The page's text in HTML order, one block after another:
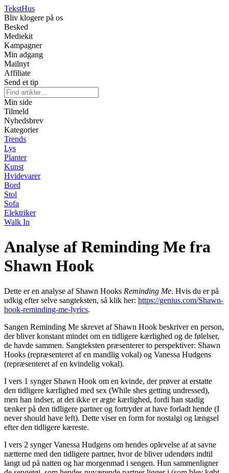
TekstHus
Bliv klogere på os
Besked
Mediekit
Kampagner
Min adgang
Mailnyt
Affiliate
Send et tip
Min side
Tilmeld
Nyhedsbrev
Kategorier
Trends
Lys
Planter
Kunst
Hvidevarer
Bord
Stol
Sofa
Elektriker
Walk In
Analyse af Reminding Me fra
Shawn Hook
Dette er en analyse af Shawn Hooks Reminding Me. Hvis du er på
udkig efter selve sangteksten, så klik her: https://genius.com/Shawn-
hook-reminding-me-lyrics.
Sangen Reminding Me skrevet af Shawn Hook beskriver en person,
der bliver konstant mindet om en tidligere kærlighed og de følelser,
de havde sammen. Sangteksten præsenterer to perspektiver: Shawn
Hooks (repræsenteret af en mandlig vokal) og Vanessa Hudgens
(repræsenteret af en kvindelig vokal).
I vers 1 synger Shawn Hook om en kvinde, der prøver at erstatte
den tidligere kærlighed med sex (While shes getting undressed),
men han indser, at det ikke er ægte kærlighed, fordi han stadig
tænker på den tidligere partner og fortryder at have forladt hende (I
never should have left). Dette viser en form for nostalgi og længsel
efter den tidligere kæreste.
I vers 2 synger Vanessa Hudgens om hendes oplevelse af at savne
nætterne med den tidligere partner, hvor de bliver udendørs indtil
langt ud på natten og har morgenmad i sengen. Hun sammenligner